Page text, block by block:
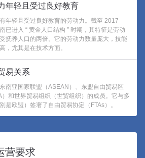
年轻且受过良好教育
年轻且受过良好教育的劳动力。截至 2017
已进入 “ 黄金人口结构 ” 时期，其特征是劳动
抚养人口的两倍。它的劳动力数量庞大，技能
，尤其是在技术方面。
易关系
南亚国家联盟（ASEAN）、东盟自由贸易区
）和世界贸易组织（世贸组织）的成员。它与多
是欧盟）签署了自由贸易协定（FTAs）。
营要求